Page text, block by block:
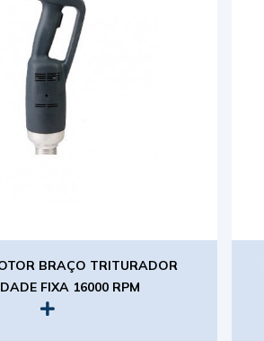
BRAÇO TRITURADOR
FIXA 16000 RPM